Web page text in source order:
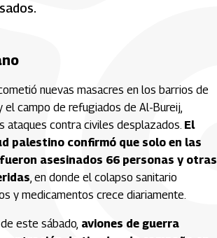
nuevas masacres en los barrios de
el campo de refugiados de Al-Bureij,
ataques contra civiles desplazados. El
palestino confirmó que solo en las
asesinados 66 personas y otras
, en donde el colapso sanitario
y medicamentos crece diariamente.
este sábado, aviones de guerra